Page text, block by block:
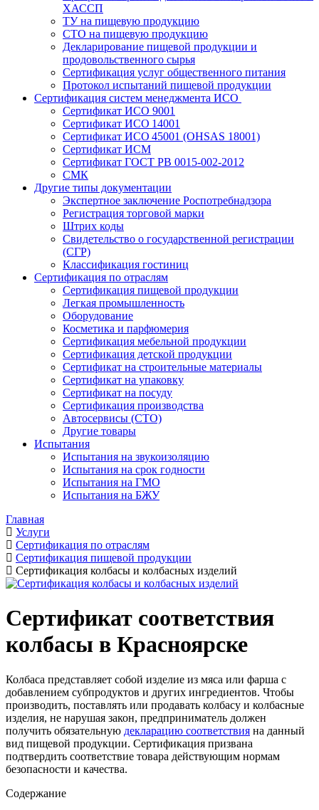
ХАССП
ТУ на пищевую продукцию
СТО на пищевую продукцию
Декларирование пищевой продукции и
продовольственного сырья
Сертификация услуг общественного питания
Протокол испытаний пищевой продукции
Сертификация систем менеджмента ИСО
Сертификат ИСО 9001
Сертификат ИСО 14001
Сертификат ИСО 45001 (OHSAS 18001)
Сертификат ИСМ
Сертификат ГОСТ РВ 0015-002-2012
СМК
Другие типы документации
Экспертное заключение Роспотребнадзора
Регистрация торговой марки
Штрих коды
Свидетельство о государственной регистрации
(СГР)
Классификация гостиниц
Сертификация по отраслям
Сертификация пищевой продукции
Легкая промышленность
Оборудование
Косметика и парфюмерия
Сертификация мебельной продукции
Сертификация детской продукции
Сертификат на строительные материалы
Сертификат на упаковку
Сертификат на посуду
Сертификация производства
Автосервисы (СТО)
Другие товары
Испытания
Испытания на звукоизоляцию
Испытания на срок годности
Испытания на ГМО
Испытания на БЖУ
Главная
Услуги
Сертификация по отраслям
Сертификация пищевой продукции
Сертификация колбасы и колбасных изделий
Сертификат соответствия
колбасы в Красноярске
Колбаса представляет собой изделие из мяса или фарша с
добавлением субпродуктов и других ингредиентов. Чтобы
производить, поставлять или продавать колбасу и колбасные
изделия, не нарушая закон, предприниматель должен
получить обязательную декларацию соответствия на данный
вид пищевой продукции. Сертификация призвана
подтвердить соответствие товара действующим нормам
безопасности и качества.
Содержание